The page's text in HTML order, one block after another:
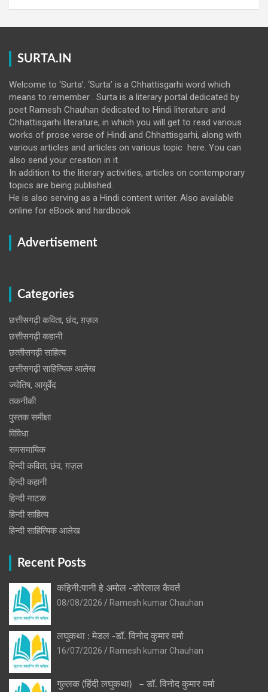
SURTA.IN
Welcome to ‘Surta’. ‘Surta’ is a Chhattisgarhi word which
means to remember . Surta is a literary portal dedicated by
poet Ramesh Chauhan dedicated to Hindi literature and
Chhattisgarhi literature, in which you will get to read various
works of prose verse of Hindi and Chhattisgarhi, along with
various articles and articles on various topic here. You can
also send your creation in it.
In addition to the literary activities, articles on contemporary
topics are being published.
He is also serving as a Hindi content writer. Also available
online for eBook and hardbook
Advertisement
Categories
छत्तीसगढ़ी कविता, छंद, ग़ज़ल
छत्तीसगढ़ी कहानी
छत्‍तीसगढ़ी साहित्‍य
छत्तीसगढ़ी साहित्यिक आलेख
ज्योतिष, आयुर्वेद
तकनीकी
पुस्‍तक समीक्षा
विविधा
समसमायिक
हिन्दी कविता, छंद, ग़ज़ल
हिन्दी कहानी
हिन्‍दी नाटक
हिन्दी साहित्य
हिन्दी साहित्यिक आलेख
Recent Posts
कहिनी:पानी हे अमोल -डोरेलाल कैवर्त
08/08/2026
Ramesh kumar Chauhan
लघुकथा : मेडल -डॉ. विनोद कुमार वर्मा
16/07/2026
Ramesh kumar Chauhan
गुल्लक (हिंदी लघुकथा) – डॉ. विनोद कुमार वर्मा